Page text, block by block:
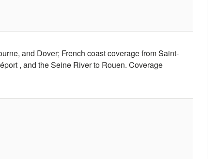
and Dover; French coast coverage from Saint-
, and the Seine River to Rouen. Coverage